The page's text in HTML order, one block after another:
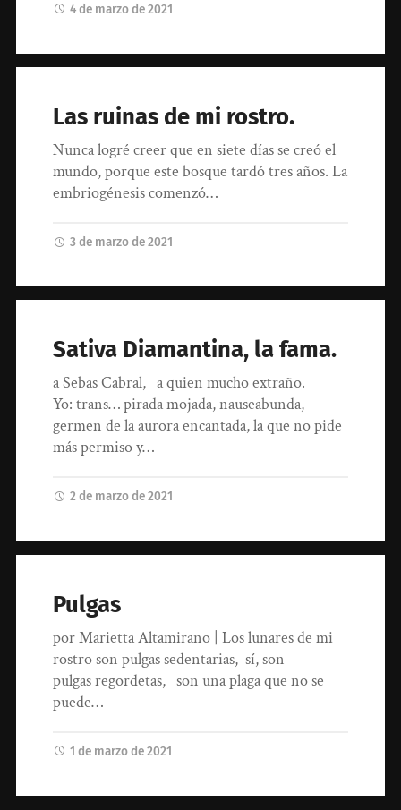
4 de marzo de 2021
Las ruinas de mi rostro.
Nunca logré creer que en siete días se creó el
mundo, porque este bosque tardó tres años. La
embriogénesis comenzó…
3 de marzo de 2021
Sativa Diamantina, la fama.
a Sebas Cabral, a quien mucho extraño.
Yo: trans… pirada mojada, nauseabunda,
germen de la aurora encantada, la que no pide
más permiso y…
2 de marzo de 2021
Pulgas
por Marietta Altamirano | Los lunares de mi
rostro son pulgas sedentarias, sí, son
pulgas regordetas, son una plaga que no se
puede…
1 de marzo de 2021